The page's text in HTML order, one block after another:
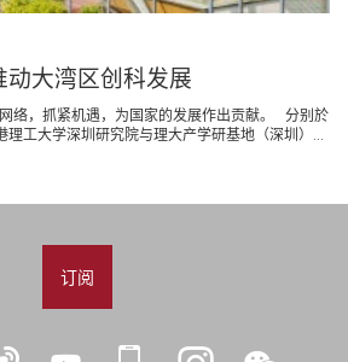
大湾区创科发展
络，抓紧机遇，为国家的发展作出贡献。 分别於
工大学深圳研究院与理大产学研基地（深圳）...
订阅